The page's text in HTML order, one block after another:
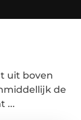
uit boven
de
...